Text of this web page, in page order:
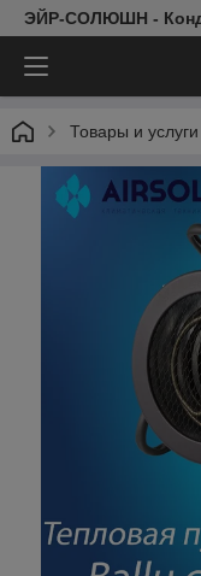
ЭЙР-СОЛЮШН -
Товары и услуги